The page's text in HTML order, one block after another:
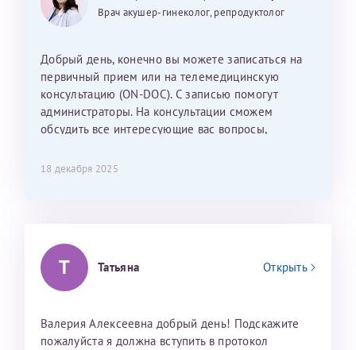
Так же хотелось отметить мед. сестру Сухову
С ней общение было, как с давней знакомой, очень
лёгкое и простое. Вообще в данной клинике весь
персонал очень вежливый и чуткий, прям приятно
находиться. Мы собираемся туда ещё за вторым
ребёнком, и конечно же только к Ринату
26 июля 2026
25 июня 2026
13 июня 2026
дальнейшие действия для программы эко
Врач акушер-гинеколог, репродуктолог
Добрый день, конечно вы можете записаться на
первичный прием или на телемедицинскую
консультацию (ON-DOC). С записью помогут
администраторы. На консультации сможем
обсудить все интересующие вас вопросы,
18 декабря 2025
Т Татьяна Открыть
Валерия Алексеевна добрый день! Подскажите
пожалуйста я должна вступить в протокол